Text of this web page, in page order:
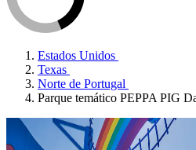
Estados Unidos
Texas
Norte de Portugal
Parque temático PEPPA PIG